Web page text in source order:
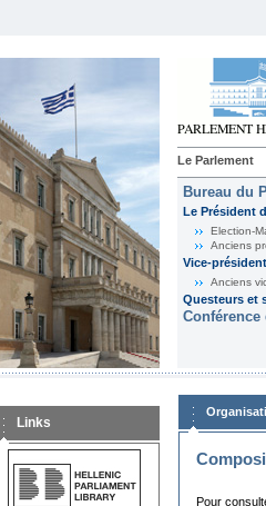
Le Parlement
Bureau du
Le Président
Election-
Anciens
Vice-
Anciens
Questeurs et
Links
Pour